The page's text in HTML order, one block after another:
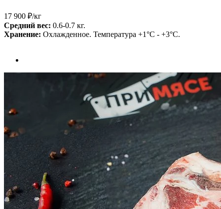
17 900 ₽/кг
Средний вес: 0.6-0.7 кг.
Хранение: Охлажденное. Температура +1°С - +3°С.